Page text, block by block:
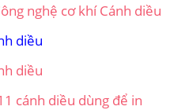
nghệ cơ khí Cánh diều
diều
diều
cánh diều dùng để in